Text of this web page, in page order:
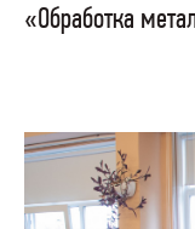
«Обработка